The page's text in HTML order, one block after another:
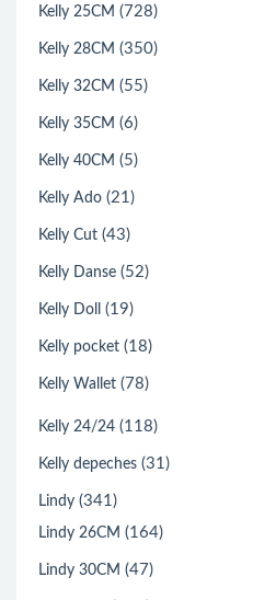
Kelly 25CM (728)
Kelly 28CM (350)
Kelly 32CM (55)
Kelly 35CM (6)
Kelly 40CM (5)
Kelly Ado (21)
Kelly Cut (43)
Kelly Danse (52)
Kelly Doll (19)
Kelly pocket (18)
Kelly Wallet (78)
Kelly 24/24 (118)
Kelly depeches (31)
Lindy (341)
Lindy 26CM (164)
Lindy 30CM (47)